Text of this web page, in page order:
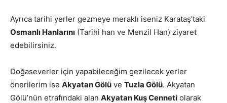
Ayrıca tarihi yerler gezmeye meraklı iseniz Karataş’taki
Osmanlı Hanlarını (Tarihi han ve Menzil Han) ziyaret
edebilirsiniz.
Doğaseverler için yapabileceğim gezilecek yerler
önerilerim ise Akyatan Gölü ve Tuzla Gölü. Akyatan
Gölü’nün etrafındaki alan Akyatan Kuş Cenneti olarak